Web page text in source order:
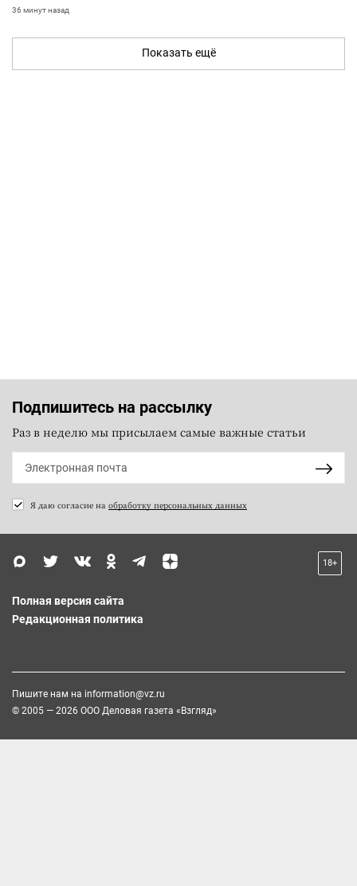
36 минут назад
Показать ещё
Подпишитесь на рассылку
Раз в неделю мы присылаем самые важные статьи
Я даю согласие на обработку персональных данных
18+
Полная версия сайта
Редакционная политика
Пишите нам на information@vz.ru
© 2005 — 2026 ООО Деловая газета «Взгляд»